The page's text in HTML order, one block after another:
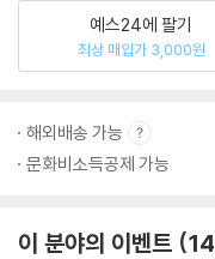
예스24에 팔기
최상 매입가 3,000원
해외배송 가능
문화비소득공제 가능
이 분야의 이벤트 14